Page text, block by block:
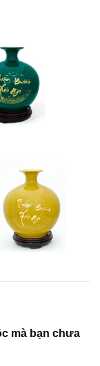
mà bạn chưa